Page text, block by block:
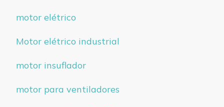
motor elétrico
Motor elétrico industrial
motor insuflador
motor para ventiladores